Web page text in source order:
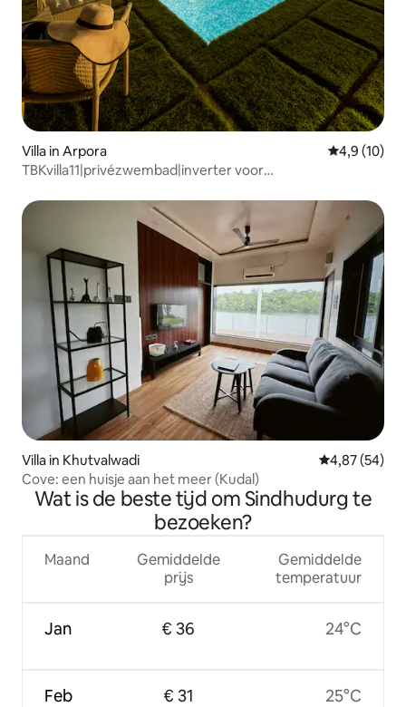
Villa in Arpora
4,9 (10)
TBKvilla11|privézwembad|inverter voor
Villa in Khutvalwadi Gemiddelde
4,87 (54)
Cove: een huisje aan het meer (Kudal)
Wat is de beste tijd om Sindhudurg te
bezoeken?
Maand
Jan
Feb
Gemiddelde
prijs
€ 36
€ 31
Gemiddelde
temperatuur
24°C
25°C